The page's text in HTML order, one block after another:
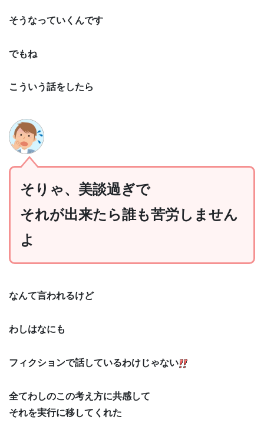
そうなっていくんです
でもね
こういう話をしたら
そりゃ、美談過ぎで
それが出来たら誰も苦労しません
よ
なんて言われるけど
わしはなにも
フィクションで話しているわけじゃない
全てわしのこの考え方に共感して
それを実行に移してくれた